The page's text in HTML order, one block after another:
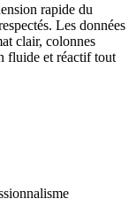
rapide du
Les données
clair, colonnes
fluide et réactif tout